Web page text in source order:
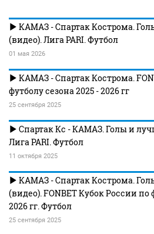
КАМАЗ - Спартак Кострома.
(видео). Лига PARI. Футбол
01 мая 2026
КАМАЗ - Спартак Кострома.
футболу сезона 2025 - 2026 гг
25 сентября 2025
Спартак Кс - КАМАЗ. Голы и
Лига PARI. Футбол
11 октября 2025
КАМАЗ - Спартак Кострома.
(видео). FONBET Кубок России по
2026 гг. Футбол
25 сентября 2025